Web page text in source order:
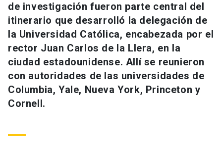
Futuros estudiantes
Estudiantes
Académicos
Personal
Padres y familia
Go to english site launch
ACCESOS DIRECTOS
Admisión launch
Correo UC
de investigación fueron parte central del
itinerario que desarrolló la delegación de
la Universidad Católica, encabezada por el
rector Juan Carlos de la Llera, en la
ciudad estadounidense. Allí se reunieron
con autoridades de las universidades de
Columbia, Yale, Nueva York, Princeton y
Cornell.